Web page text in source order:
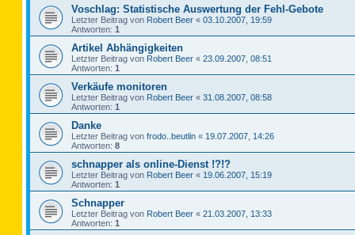
Voschlag: Statistische Auswertung der Fehl-Gebote
Letzter Beitrag von Robert Beer « 03.10.2007, 19:59
Antworten: 1
Artikel Abhängigkeiten
Letzter Beitrag von Robert Beer « 23.09.2007, 08:51
Antworten: 1
Verkäufe monitoren
Letzter Beitrag von Robert Beer « 31.08.2007, 08:58
Antworten: 1
Danke
Letzter Beitrag von frodo..beutlin « 19.07.2007, 14:26
Antworten: 8
schnapper als online-Dienst !?!?
Letzter Beitrag von Robert Beer « 19.06.2007, 15:19
Antworten: 1
Schnapper
Letzter Beitrag von Robert Beer « 21.03.2007, 13:33
Antworten: 1